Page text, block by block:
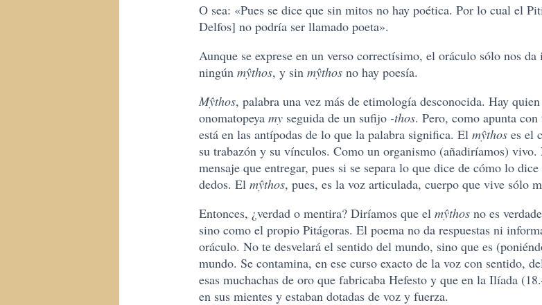
O sea: «Pues se dice que sin mitos no hay poética. Por lo cual el
Delfos] no podría ser llamado poeta».
Aunque se exprese en un verso correctísimo, el oráculo sólo nos
ningún mŷthos, y sin mŷthos no hay poesía.
Mŷthos, palabra una vez más de etimología desconocida. Hay
onomatopeya my seguida de un sufijo -thos. Pero, como apunta
está en las antípodas de lo que la palabra significa. El mŷthos es el
su trabazón y su vínculos. Como un organismo (añadiríamos)
mensaje que entregar, pues si se separa lo que dice de cómo lo
dedos. El mŷthos, pues, es la voz articulada, cuerpo que vive sólo
Entonces, ¿verdad o mentira? Diríamos que el mŷthos no es
sino como el propio Pitágoras. El poema no da respuestas ni
oráculo. No te desvelará el sentido del mundo, sino que es
mundo. Se contamina, en ese curso exacto de la voz con sentido,
esas muchachas de oro que fabricaba Hefesto y que en la Ilíada
en sus mientes y estaban dotadas de voz y fuerza.